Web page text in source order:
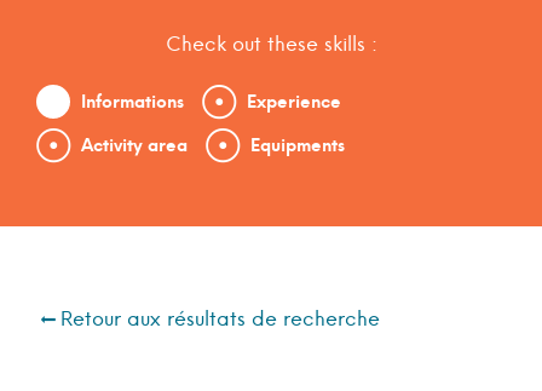
Check out these skills :
Informations
Experience
Activity area
Equipments
Retour aux résultats de recherche